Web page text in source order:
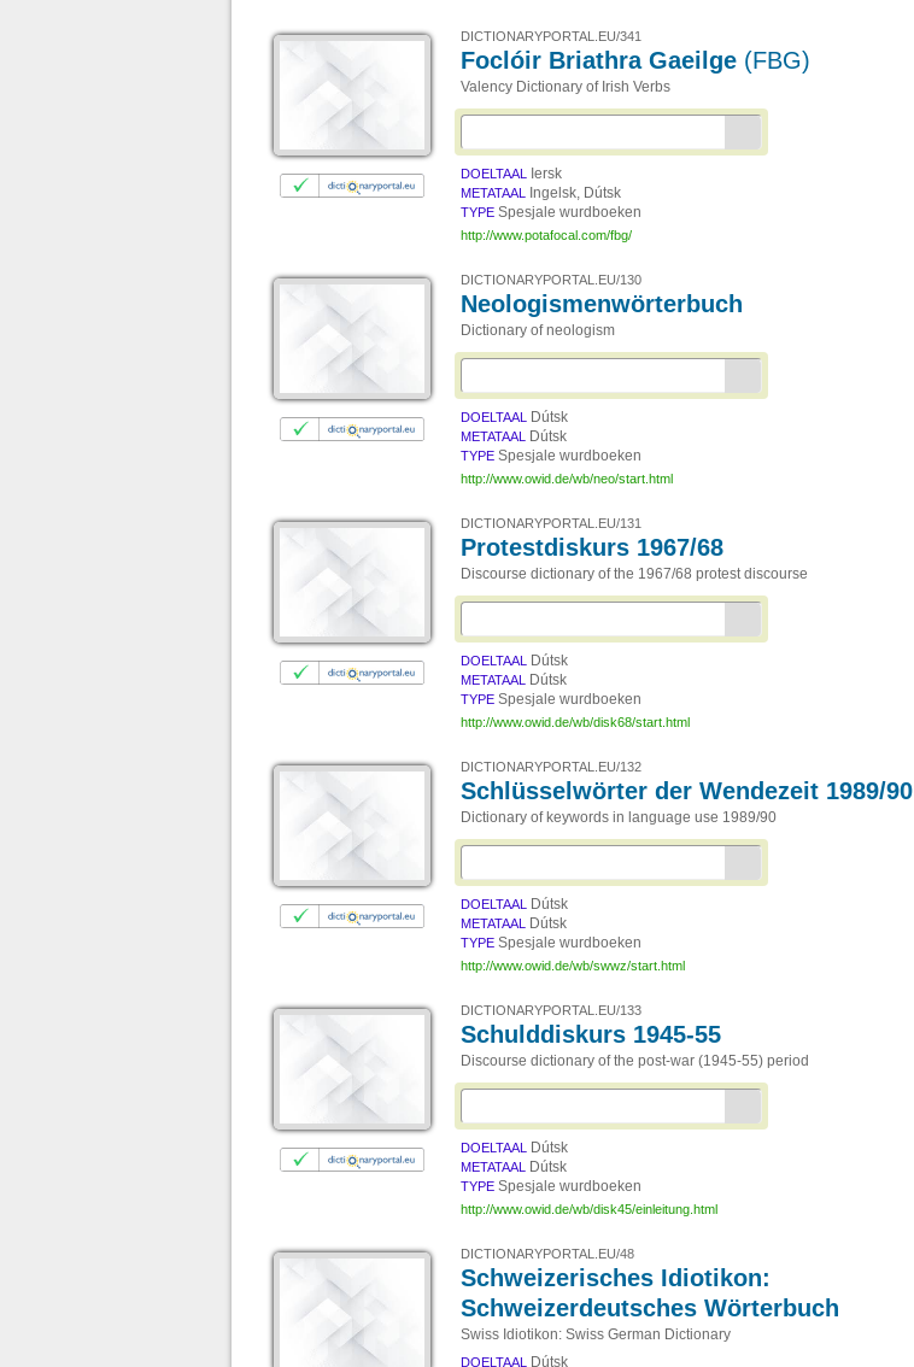
DICTIONARYPORTAL.EU/341
Foclóir Briathra Gaeilge (FBG)
Valency Dictionary of Irish Verbs
DOELTAAL Iersk
METATAAL Ingelsk, Dútsk
TYPE Spesjale wurdboeken
http://www.potafocal.com/fbg/
DICTIONARYPORTAL.EU/130
Neologismenwörterbuch
Dictionary of neologism
DOELTAAL Dútsk
METATAAL Dútsk
TYPE Spesjale wurdboeken
http://www.owid.de/wb/neo/start.html
DICTIONARYPORTAL.EU/131
Protestdiskurs 1967/68
Discourse dictionary of the 1967/68 protest discourse
DOELTAAL Dútsk
METATAAL Dútsk
TYPE Spesjale wurdboeken
http://www.owid.de/wb/disk68/start.html
DICTIONARYPORTAL.EU/132
Schlüsselwörter der Wendezeit 1989/90
Dictionary of keywords in language use 1989/90
DOELTAAL Dútsk
METATAAL Dútsk
TYPE Spesjale wurdboeken
http://www.owid.de/wb/swwz/start.html
DICTIONARYPORTAL.EU/133
Schulddiskurs 1945-55
Discourse dictionary of the post-war (1945-55) period
DOELTAAL Dútsk
METATAAL Dútsk
TYPE Spesjale wurdboeken
http://www.owid.de/wb/disk45/einleitung.html
DICTIONARYPORTAL.EU/48
Schweizerisches Idiotikon:
Schweizerdeutsches Wörterbuch
Swiss Idiotikon: Swiss German Dictionary
DOELTAAL Dútsk